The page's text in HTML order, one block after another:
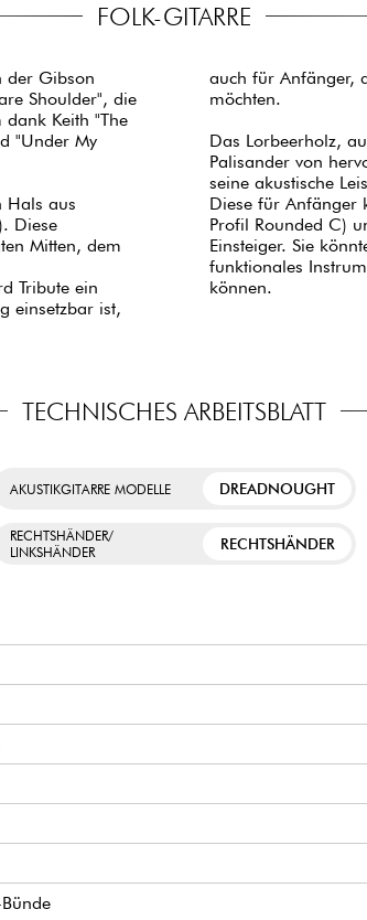
FOLK-GITARRE
der Gibson
Shoulder", die
Keith "The
"Under My
Hals aus
Diese
Mitten, dem
Tribute ein
einsetzbar ist,
auch für Anfänger,
möchten.
Das Lorbeerholz,
Palisander von
seine akustische
Diese für Anfänger
Profil Rounded C)
Einsteiger. Sie
funktionales
können.
TECHNISCHES ARBEITSBLATT
AKUSTIKGITARRE MODELLE DREADNOUGHT
RECHTSHÄNDER/
LINKSHÄNDER
RECHTSHÄNDER